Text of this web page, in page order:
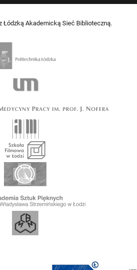
Łódzką Akademicką Sieć Biblioteczną.